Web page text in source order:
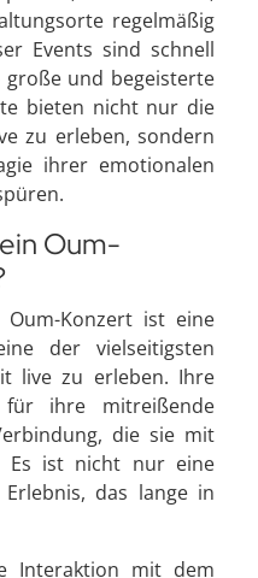
regelmäßig
Events sind schnell
und begeisterte
bieten nicht nur die
zu erleben, sondern
ihrer emotionalen
Oum-
Konzert ist eine
der vielseitigsten
live zu erleben. Ihre
ihre mitreißende
die sie mit
Es ist nicht nur eine
das lange in
Interaktion mit dem